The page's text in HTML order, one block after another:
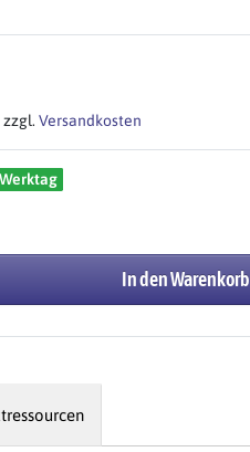
zzgl. Versandkosten
In den Warenkorb